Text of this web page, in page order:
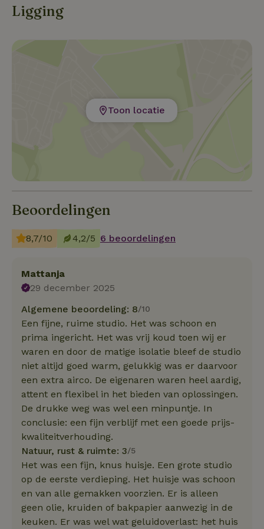
voor het diner wel tijdig (zo'n 2 weken van tevoren)
doen in Vasse of Tubbergen.
Ligging
Toon locatie
Beoordelingen
8,7/10 4,2/5 6 beoordelingen
Mattanja
29 december 2025
Algemene beoordeling: 8/10
Een fijne, ruime studio. Het was schoon en
prima ingericht. Het was vrij koud toen wij er
waren en door de matige isolatie bleef de studio
niet altijd goed warm, gelukkig was er daarvoor
een extra airco. De eigenaren waren heel aardig,
attent en flexibel in het bieden van oplossingen.
De drukke weg was wel een minpuntje. In
conclusie: een fijn verblijf met een goede prijs-
kwaliteitverhouding.
Natuur, rust & ruimte: 3/5
Het was een fijn, knus huisje. Een grote studio
op de eerste verdieping. Het huisje was schoon
en van alle gemakken voorzien. Er is alleen
geen olie, kruiden of bakpapier aanwezig in de
keuken. Er was wel wat geluidoverlast: het huis